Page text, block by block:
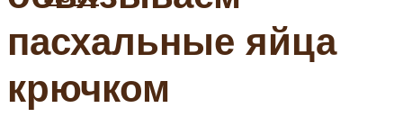
пасхальные яйца
крючком